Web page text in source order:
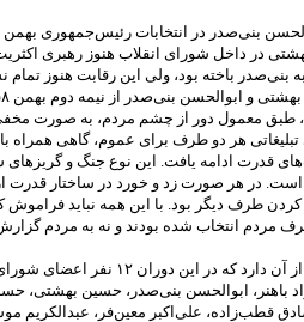
بهشتی در داخل شورای انقلاب هنوز رهبری
بنی‌صدر باخته بود، ولی این رقابت هنوز
طبق معمول دور از چشم مردم، به صورت
هر دو طرف برای عموم، گاهی همراه
قدرت ادامه یافت. این نوع جنگ و
است. در هر صورت زد و خورد در ساختار قدرت
طرف دیگر بود. با این همه نباید
طرف مردم انتخاب شده بودند و نه به مردم
اطلاعات موجود حکایت از آن دارد
باهنر، ابوالحسن بنی‌صدر، حسین بهشتی،
قطب‌زاده، علی‌اکبر معین‌فر، عبدالکریم